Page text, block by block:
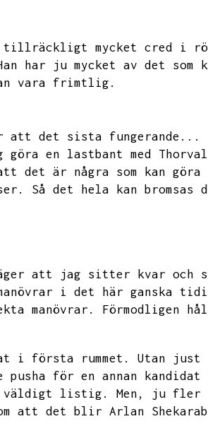
mycket cred i
har ju mycket av det
vara frimtlig.
att det sista fungerande...
göra en lastbant med
det är några som kan göra
Så det hela kan bromsas
att jag sitter kvar och
i det här ganska
manövrar.
Förmodligen
i första rummet.
Utan just
pusha för en annan
väldigt listig. Men,
ju fler
att det blir Arlan